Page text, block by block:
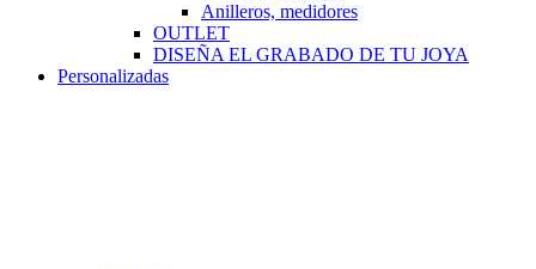
Anilleros, medidores
OUTLET
DISEÑA EL GRABADO DE TU JOYA
Personalizadas